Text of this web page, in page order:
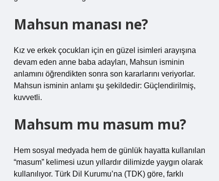
Mahsun manası ne?
Kız ve erkek çocukları için en güzel isimleri arayışına
devam eden anne baba adayları, Mahsun isminin
anlamını öğrendikten sonra son kararlarını veriyorlar.
Mahsun isminin anlamı şu şekildedir: Güçlendirilmiş,
kuvvetli.
Mahsum mu masum mu?
Hem sosyal medyada hem de günlük hayatta kullanılan
“masum” kelimesi uzun yıllardır dilimizde yaygın olarak
kullanılıyor. Türk Dil Kurumu’na (TDK) göre, farklı